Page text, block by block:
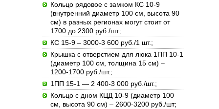
Кольцо рядовое с замком КС 10-9
(внутренний диаметр 100 см, высота 90
см) в разных регионах могут стоит от
1700 до 2300 руб./шт.;
КС 15-9 – 3000-3 600 руб./1 шт.;
Крышка с отверстием для люка 1ПП 10-1
(диаметр 100 см, толщина 15 см) –
1200-1700 руб./шт.;
1ПП 15-1 — 2 400-3 000 руб./шт.;
Кольцо с дном КЦД 10-9 (диаметр 100
см, высота 90 см) – 2600-3200 руб./шт;